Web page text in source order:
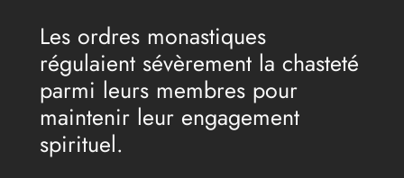
Les ordres monastiques
régulaient sévèrement la chasteté
parmi leurs membres pour
maintenir leur engagement
spirituel.